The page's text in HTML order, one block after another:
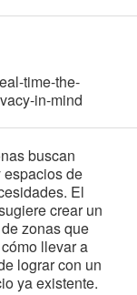
time-the-
in-mind
buscan
espacios de
El
crear un
zonas que
llevar a
lograr con un
ya existente.